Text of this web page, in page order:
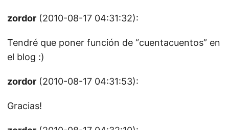
zordor (2010-08-17 04:31:32):
Tendré que poner función de “cuentacuentos” en
el blog :)
zordor (2010-08-17 04:31:53):
Gracias!